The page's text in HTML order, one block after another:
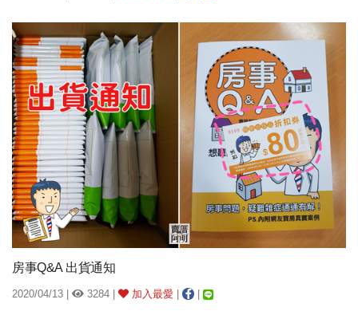
房事Q&A 出貨通知
2020/04/13 | 3284 | 加入最愛